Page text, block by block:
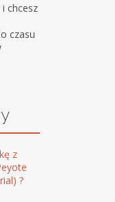
i chcesz
czasu
z
?